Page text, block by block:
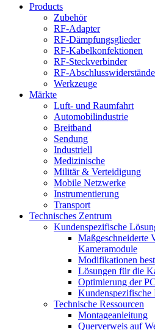
Products
Zubehör
RF-Adapter
RF-Dämpfungsglieder
RF-Kabelkonfektionen
RF-Steckverbinder
RF-Abschlusswiderstände
Werkzeuge
Märkte
Luft- und Raumfahrt
Automobilindustrie
Breitband
Sendung
Industriell
Medizinische
Militär & Verteidigung
Mobile Netzwerke
Instrumentierung
Transport
Technisches Zentrum
Kundenspezifische
Maßgeschneiderte
Kameramodule
Modifikationen
Lösungen für die
Optimierung der
Technische Ressourcen
Montageanleitung
Querverweis auf